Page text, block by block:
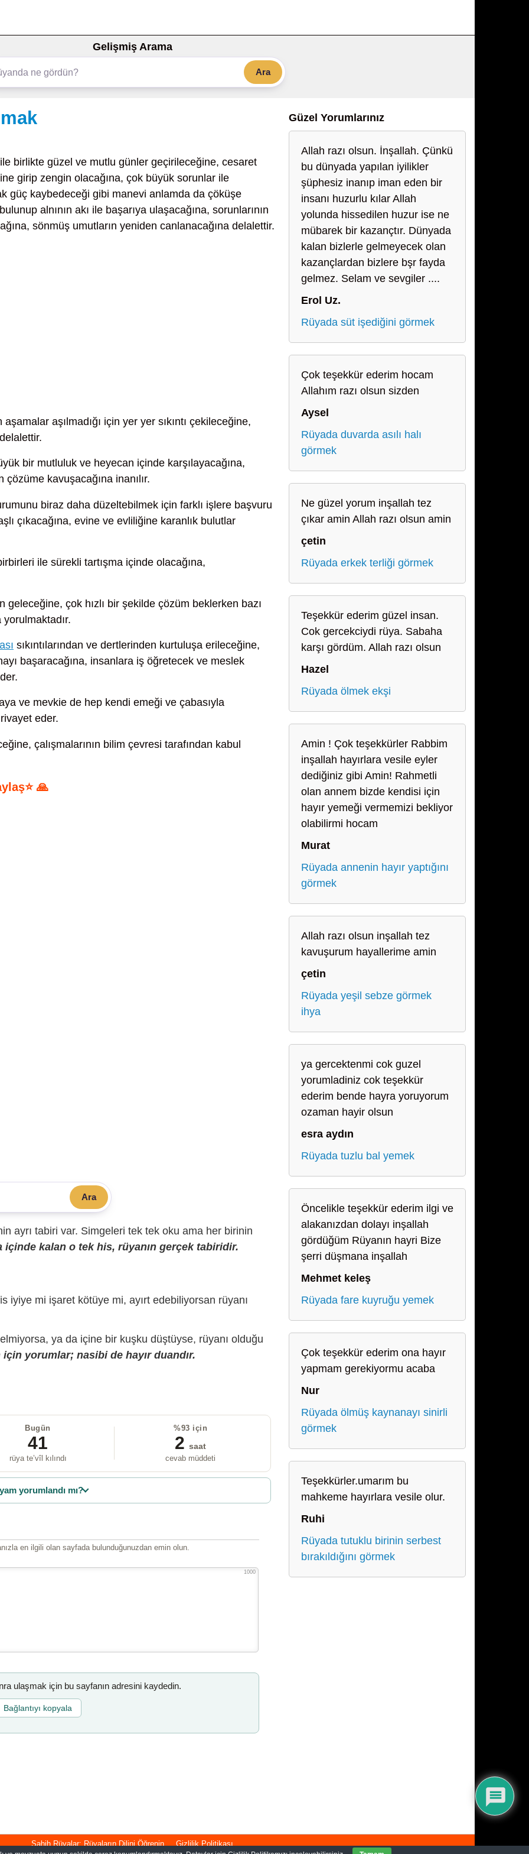
Gelişmiş Arama
Ara
birlikte güzel ve mutlu günler geçirileceğine, cesaret
girip zengin olacağına, çok büyük sorunlar ile
güç kaybedeceği gibi manevi anlamda da çöküşe
alnının akı ile başarıya ulaşacağına, sorunlarının
sönmüş umutların yeniden canlanacağına delalettir.
aşılmadığı için yer yer sıkıntı çekileceğine,
bir mutluluk ve heyecan içinde karşılayacağına,
kavuşacağına inanılır.
biraz daha düzeltebilmek için farklı işlere başvuru
çıkacağına, evine ve evliliğine karanlık bulutlar
ile sürekli tartışma içinde olacağına,
geleceğine, çok hızlı bir şekilde çözüm beklerken bazı
sıkıntılarından ve dertlerinden kurtuluşa erileceğine,
başaracağına, insanlara iş öğretecek ve meslek
ve mevkie de hep kendi emeği ve çabasıyla
eder.
çalışmalarının bilim çevresi tarafından kabul
🙏
Ara
ayrı tabiri var. Simgeleri tek tek oku ama her birinin
içinde kalan o tek his, rüyanın gerçek tabiridir.
iyiye mi işaret kötüye mi, ayırt edebiliyorsan rüyanı
ya da içine bir kuşku düştüyse, rüyanı olduğu
yorumlar; nasibi de hayır duandır.
Bugün
41
rüya te’vîl kılındı
%93 için
2 saat
cevab müddeti
yorumlandı mı?
en ilgili olan sayfada bulunduğunuzdan emin olun.
1000
ulaşmak için bu sayfanın adresini kaydedin.
Bağlantıyı kopyala
Güzel Yorumlarınız
Allah razı olsun. İnşallah. Çünkü
bu dünyada yapılan iyilikler
şüphesiz inanıp iman eden bir
insanı huzurlu kılar Allah
yolunda hissedilen huzur ise ne
mübarek bir kazançtır. Dünyada
kalan bizlerle gelmeyecek olan
kazançlardan bizlere bşr fayda
gelmez. Selam ve sevgiler ....
Erol Uz.
Rüyada süt işediğini görmek
Çok teşekkür ederim hocam
Allahım razı olsun sizden
Aysel
Rüyada duvarda asılı halı
görmek
Ne güzel yorum inşallah tez
çıkar amin Allah razı olsun amin
çetin
Rüyada erkek terliği görmek
Teşekkür ederim güzel insan.
Cok gercekciydi rüya. Sabaha
karşı gördüm. Allah razı olsun
Hazel
Rüyada ölmek ekşi
Amin ! Çok teşekkürler Rabbim
inşallah hayırlara vesile eyler
dediğiniz gibi Amin! Rahmetli
olan annem bizde kendisi için
hayır yemeği vermemizi bekliyor
olabilirmi hocam
Murat
Rüyada annenin hayır yaptığını
görmek
Allah razı olsun inşallah tez
kavuşurum hayallerime amin
çetin
Rüyada yeşil sebze görmek
ihya
ya gercektenmi cok guzel
yorumladiniz cok teşekkür
ederim bende hayra yoruyorum
ozaman hayir olsun
esra aydın
Rüyada tuzlu bal yemek
Öncelikle teşekkür ederim ilgi ve
alakanızdan dolayı inşallah
gördüğüm Rüyanın hayri Bize
şerri düşmana inşallah
Mehmet keleş
Rüyada fare kuyruğu yemek
Çok teşekkür ederim ona hayır
yapmam gerekiyormu acaba
Nur
Rüyada ölmüş kaynanayı sinirli
görmek
Teşekkürler.umarım bu
mahkeme hayırlara vesile olur.
Ruhi
Rüyada tutuklu birinin serbest
bırakıldığını görmek
Sahih Rüyalar: Rüyaların Dilini Öğrenin Gizlilik Politikası